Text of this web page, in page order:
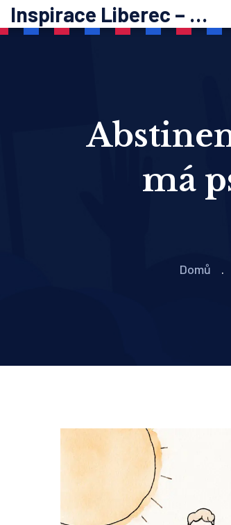
Inspirace Liberec – psychoterapie
má
Domů